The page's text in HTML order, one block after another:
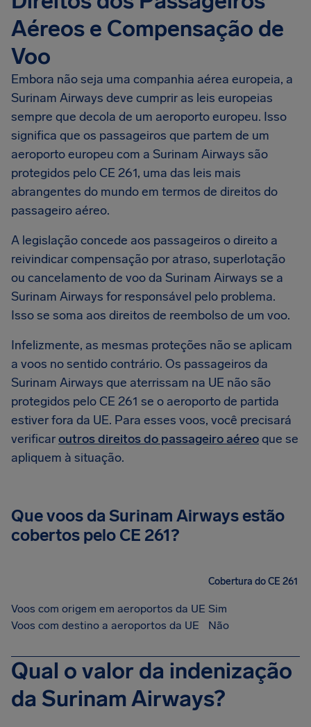
Aéreos e Compensação de
Voo
Embora não seja uma companhia aérea europeia, a
Surinam Airways deve cumprir as leis europeias
sempre que decola de um aeroporto europeu. Isso
significa que os passageiros que partem de um
aeroporto europeu com a Surinam Airways são
protegidos pelo CE 261, uma das leis mais
abrangentes do mundo em termos de direitos do
passageiro aéreo.
A legislação concede aos passageiros o direito a
reivindicar compensação por atraso, superlotação
ou cancelamento de voo da Surinam Airways se a
Surinam Airways for responsável pelo problema.
Isso se soma aos direitos de reembolso de um voo.
Infelizmente, as mesmas proteções não se aplicam
a voos no sentido contrário. Os passageiros da
Surinam Airways que aterrissam na UE não são
protegidos pelo CE 261 se o aeroporto de partida
estiver fora da UE. Para esses voos, você precisará
verificaroutros direitos do passageiro aéreoque se
apliquem à situação.
Que voos da Surinam Airways estão
cobertos pelo CE 261?
Cobertura do CE 261
Voos com origem em aeroportos da UE Sim
Voos com destino a aeroportos da UE
Não
Qual o valor da indenização
da Surinam Airways?